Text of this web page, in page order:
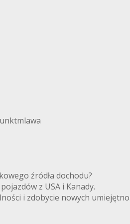
źródła dochodu?
z USA i Kanady.
i zdobycie nowych